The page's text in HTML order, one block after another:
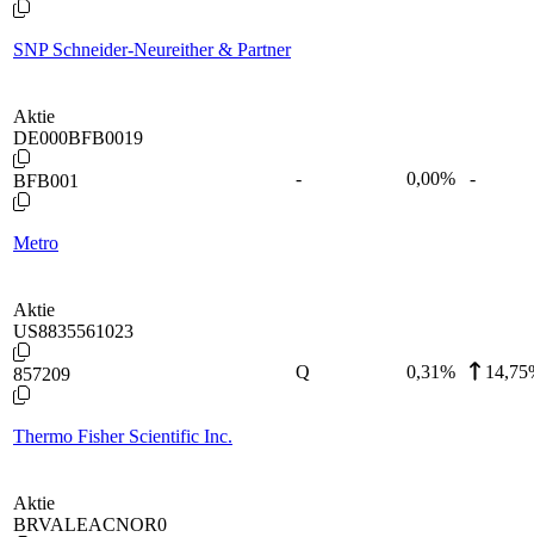
SNP Schneider-Neureither & Partner
Aktie
DE000BFB0019
BFB001
Metro
- 0,00% -
Aktie
US8835561023
857209
Thermo Fisher Scientific Inc.
Q 0,31%
Aktie
BRVALEACNOR0